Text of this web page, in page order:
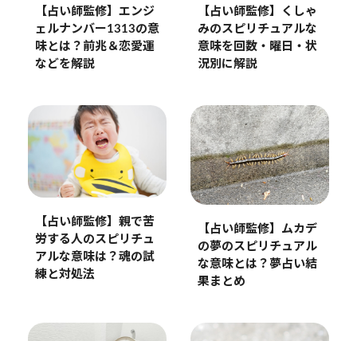
【占い師監修】エンジ
ェルナンバー1313の意
味とは？前兆＆恋愛運
などを解説
【占い師監修】くしゃ
みのスピリチュアルな
意味を回数・曜日・状
況別に解説
【占い師監修】親で苦
労する人のスピリチュ
アルな意味は？魂の試
練と対処法
【占い師監修】ムカデ
の夢のスピリチュアル
な意味とは？夢占い結
果まとめ